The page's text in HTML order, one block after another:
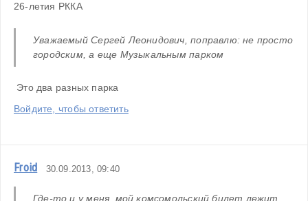
26-летия РККА
Уважаемый Сергей Леонидович, поправлю: не просто
городским, а еще Музыкальным парком
Это два разных парка
Войдите, чтобы ответить
Froid 30.09.2013, 09:40
Где-то и у меня, мой комсомольский билет лежит.